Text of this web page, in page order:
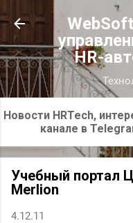
К
HR-
Новости HRTech,
канале в
Учебный портал
Merlion
4.12.11